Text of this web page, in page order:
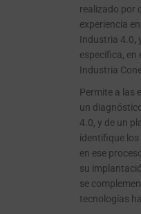
realizado por
experiencia
Industria 4.0,
específica, en
Industria
Permite a las
un
4.0, y de un
identifique
en ese
su
se
tecnologías